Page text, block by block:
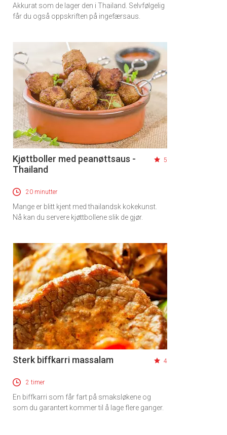
Akkurat som de lager den i Thailand. Selvfølgelig
får du også oppskriften på ingefærsaus.
Kjøttboller med peanøttsaus -
Thailand
5
20 minutter
Mange er blitt kjent med thailandsk kokekunst.
Nå kan du servere kjøttbollene slik de gjør.
Sterk biffkarri massalam 4
2 timer
En biffkarri som får fart på smaksløkene og
som du garantert kommer til å lage flere ganger.